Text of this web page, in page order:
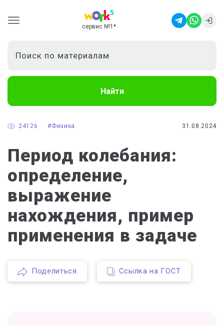
сервис №1 *
Найти
31.08.2024
#Физика
24126
Период колебания:
определение,
выражение
нахождения, пример
применения в задаче
Поделиться Ссылка на ГОСТ